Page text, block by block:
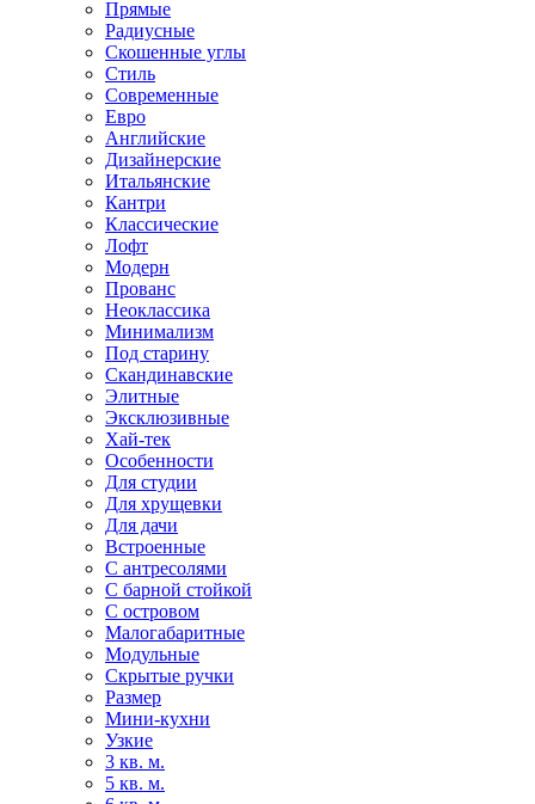
Прямые
Радиусные
Скошенные углы
Стиль
Современные
Евро
Английские
Дизайнерские
Итальянские
Кантри
Классические
Лофт
Модерн
Прованс
Неоклассика
Минимализм
Под старину
Скандинавские
Элитные
Эксклюзивные
Хай-тек
Особенности
Для студии
Для хрущевки
Для дачи
Встроенные
С антресолями
С барной стойкой
С островом
Малогабаритные
Модульные
Скрытые ручки
Размер
Мини-кухни
Узкие
3 кв. м.
5 кв. м.